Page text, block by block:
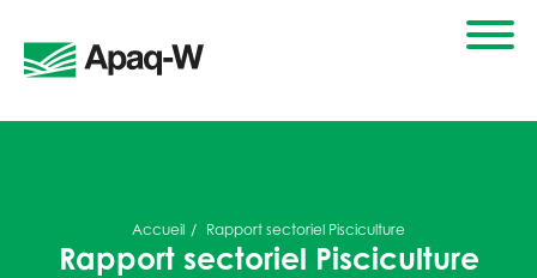
Accueil Rapport sectoriel Pisciculture
Rapport sectoriel Pisciculture